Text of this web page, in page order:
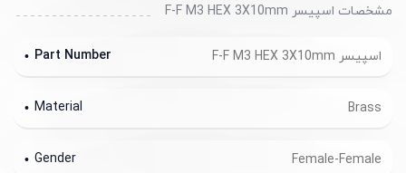
مشخصات اسپیسر F-F M3 HEX 3X10mm
اسپیسر F-F M3 HEX 3X10mm Part Number
Brass
Material
Female-Female
Gender